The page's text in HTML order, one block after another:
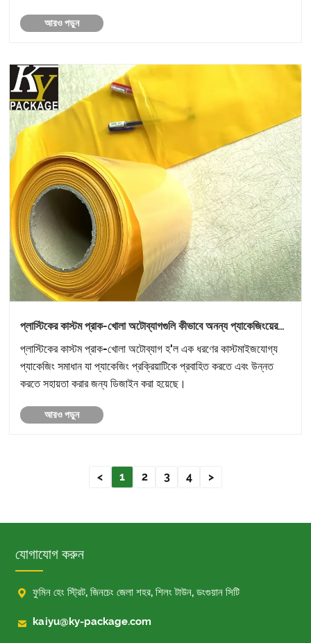
আরও পড়ুন
প্লাস্টিকের কাস্টম প্রাক-খোলা অটোব্যাগগুলি কীভাবে অনন্য প্যাকেজিংয়ের
প্লাস্টিকের কাস্টম প্রাক-খোলা অটোব্যাগ হ'ল এক ধরণের কাস্টমাইজযোগ্য
প্যাকেজিং সমাধান যা প্যাকেজিং প্রক্রিয়াটিকে প্রবাহিত করতে এবং উন্নত
করতে সহায়তা করার জন্য ডিজাইন করা হয়েছে।
আরও পড়ুন
< 1 2 3 4 >
যোগাযোগ করুন
 ফুমিন হেং স্ট্রিট, জিনচেং জেলা শহর, শিলং টাউন, ডংগুয়ান সিটি
 kaiyu@ky-package.com